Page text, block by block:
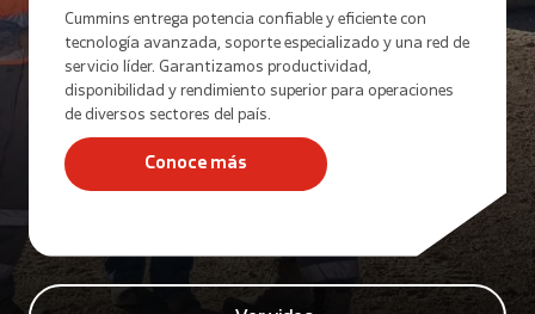
Cummins entrega potencia confiable y eficiente con
tecnología avanzada, soporte especializado y una red de
servicio líder. Garantizamos productividad,
disponibilidad y rendimiento superior para operaciones
de diversos sectores del país.
Conoce más